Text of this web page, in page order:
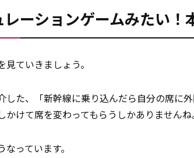
レーションゲームみたい！
見ていきましょう。
した、「新幹線に乗り込んだら自分の席に
かけて席を変わってもらうしかありませんね
っています。